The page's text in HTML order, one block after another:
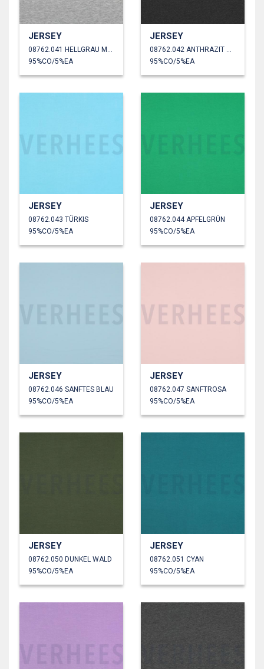
JERSEY
95%CO/5%EA
JERSEY
95%CO/5%EA
JERSEY
08762.043 TÜRKIS
95%CO/5%EA
JERSEY
08762.044 APFELGRÜN
95%CO/5%EA
JERSEY
08762.046 SANFTES BLAU
95%CO/5%EA
JERSEY
08762.047 SANFTROSA
95%CO/5%EA
JERSEY
08762.050 DUNKEL WALD
95%CO/5%EA
JERSEY
08762.051 CYAN
95%CO/5%EA